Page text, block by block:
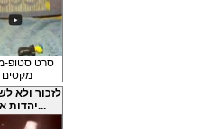
סרט סטופ-
מקסים
לזכור ולא
יהדות איר...